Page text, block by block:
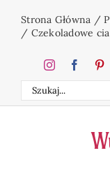
zawartości
Strona Główna /
/ Czekoladowe
Szukaj